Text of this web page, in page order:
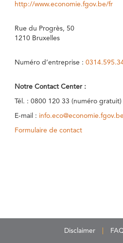
http://www.economie.fgov.be/fr
Rue du Progrès, 50
1210 Bruxelles
Numéro d’entreprise :
Notre Contact Center :
Tél. : 0800 120 33 (numéro gratuit)
E-mail : info.eco@economie.fgov.be
Formulaire de contact
Disclaimer